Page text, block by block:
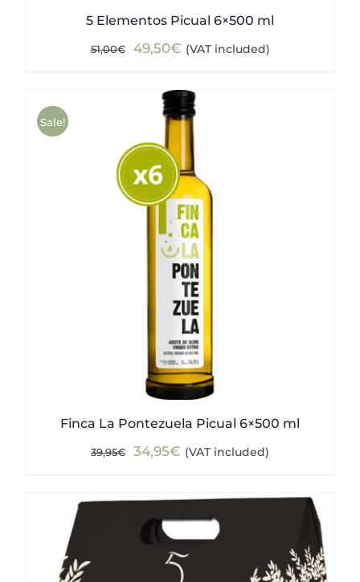
5 Elementos Picual 6×500 ml
51,00€
Original
was:
51,00€.
49,50€Current
is:
49,50€.
(VAT included)
Sale!
Finca La Pontezuela Picual 6×500 ml
39,95€
Original
was:
39,95€.
34,95€ Current
is:
34,95€.
(VAT included)